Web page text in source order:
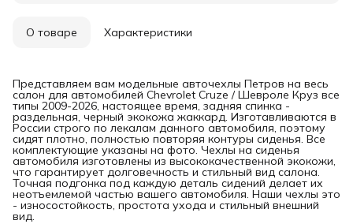
О товаре Характеристики
Представляем вам модельные авточехлы Петров на весь
салон для автомобилей Chevrolet Cruze / Шевроле Круз все
типы 2009-2026, настоящее время, задняя спинка -
раздельная, черный экокожа жаккард. Изготавливаются в
России строго по лекалам данного автомобиля, поэтому
сидят плотно, полностью повторяя контуры сиденья. Все
комплектующие указаны на фото. Чехлы на сиденья
автомобиля изготовлены из высококачественной экокожи,
что гарантирует долговечность и стильный вид салона.
Точная подгонка под каждую деталь сидений делает их
неотъемлемой частью вашего автомобиля. Наши чехлы это
- износостойкость, простота ухода и стильный внешний
вид.